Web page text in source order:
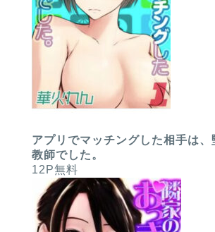
アプリでマッチングした相手は、
教師でした。
12P無料